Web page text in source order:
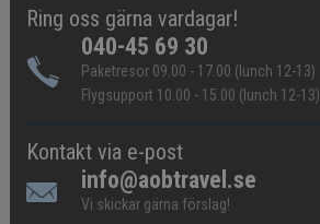
Ring oss gärna vardagar!
040-45 69 30
Paketresor 09.00 - 17.00 (lunch 12-13)
Flygsupport 10.00 - 15.00 (lunch 12-13)
Kontakt via e-post
info@aobtravel.se
Vi skickar gärna förslag!